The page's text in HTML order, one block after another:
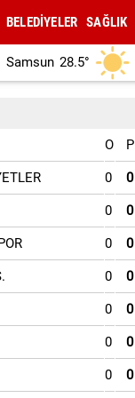
BELEDİYELER SAĞLIK
Samsun 28.5°
O P
0 0
0 0
0 0
0 0
0 0
0 0
0 0